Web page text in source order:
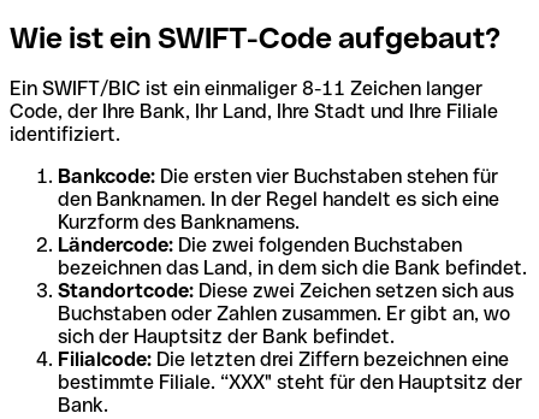
Wie ist ein SWIFT-Code aufgebaut?
Ein SWIFT/BIC ist ein einmaliger 8-11 Zeichen langer
Code, der Ihre Bank, Ihr Land, Ihre Stadt und Ihre Filiale
identifiziert.
Bankcode: Die ersten vier Buchstaben stehen für
den Banknamen. In der Regel handelt es sich eine
Kurzform des Banknamens.
Ländercode: Die zwei folgenden Buchstaben
bezeichnen das Land, in dem sich die Bank befindet.
Standortcode: Diese zwei Zeichen setzen sich aus
Buchstaben oder Zahlen zusammen. Er gibt an, wo
sich der Hauptsitz der Bank befindet.
Filialcode: Die letzten drei Ziffern bezeichnen eine
bestimmte Filiale. “XXX" steht für den Hauptsitz der
Bank.